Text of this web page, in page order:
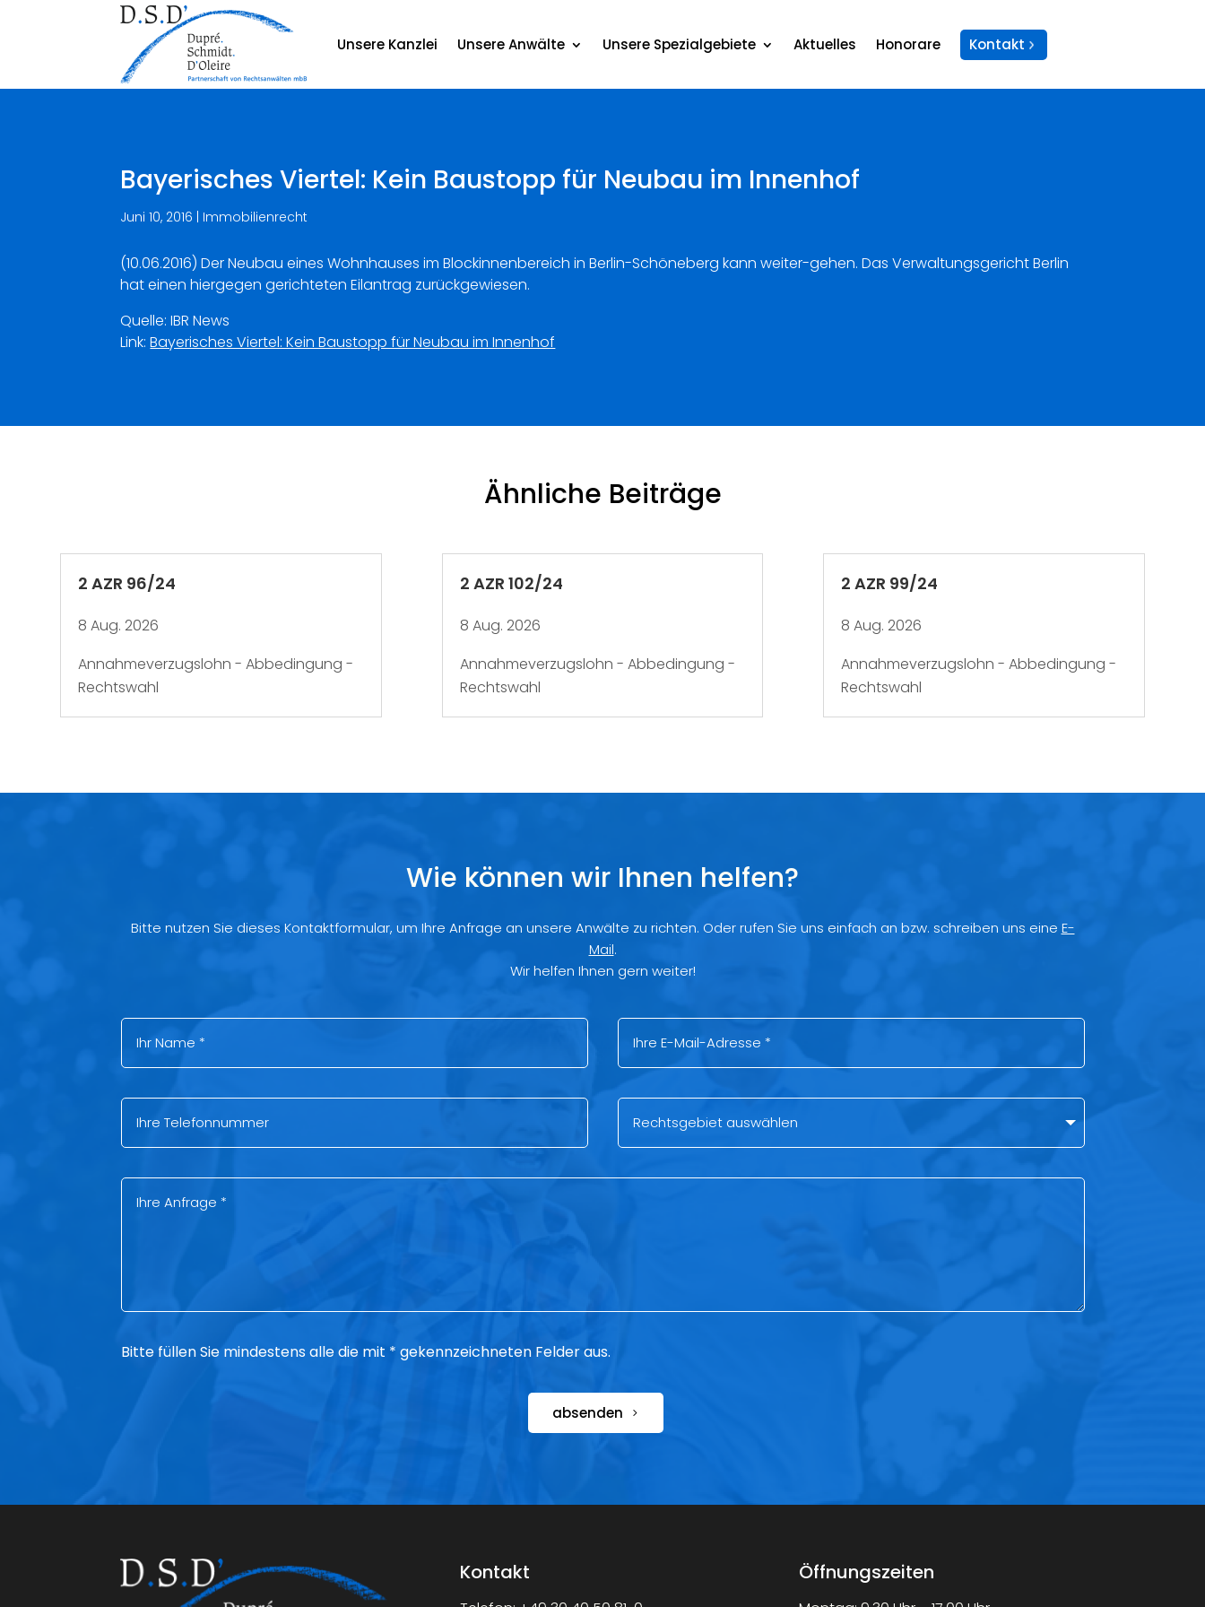
Unsere Kanzlei Unsere Anwälte Unsere Spezialgebiete Aktuelles Honorare Kontakt
Bayerisches Viertel: Kein Baustopp für Neubau im Innenhof
Juni 10, 2016 | Immobilienrecht
(10.06.2016) Der Neubau eines Wohnhauses im Blockinnenbereich in Berlin-Schöneberg kann weiter-gehen. Das Verwaltungsgericht Berlin
hat einen hiergegen gerichteten Eilantrag zurückgewiesen.
Quelle: IBR News
Link:Bayerisches Viertel: Kein Baustopp für Neubau im Innenhof
Ähnliche Beiträge
2 AZR 96/24
8 Aug. 2026
Annahmeverzugslohn - Abbedingung -
Rechtswahl
2 AZR 102/24
8 Aug. 2026
Annahmeverzugslohn - Abbedingung -
Rechtswahl
2 AZR 99/24
8 Aug. 2026
Annahmeverzugslohn - Abbedingung -
Rechtswahl
Wie können wir Ihnen helfen?
Bitte nutzen Sie dieses Kontaktformular, um Ihre Anfrage an unsere Anwälte zu richten. Oder rufen Sie uns einfach an bzw. schreiben uns eine E-
Mail.
Wir helfen Ihnen gern weiter!
Bitte füllen Sie mindestens alle die mit * gekennzeichneten Felder aus.
absenden
Kontakt Öffnungszeiten